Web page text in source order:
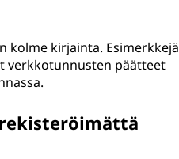
kolme kirjainta. Esimerkkejä
verkkotunnusten päätteet